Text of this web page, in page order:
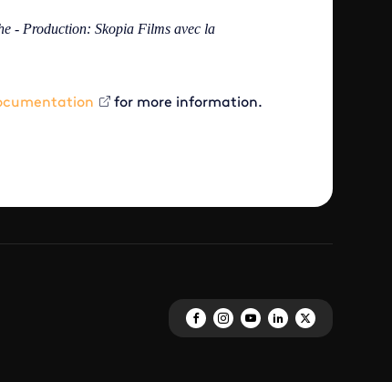
- Production: Skopia Films avec la
for more information.